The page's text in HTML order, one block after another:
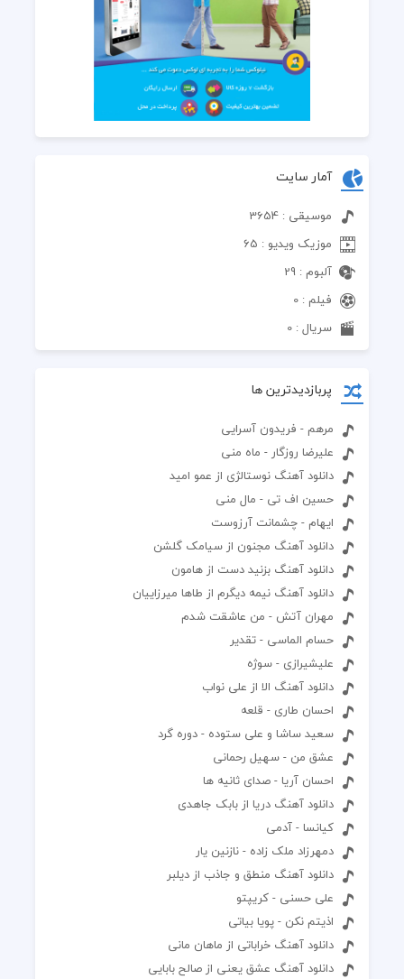
آمار سایت
موسیقی : 3654
موزیک ویدیو : 65
آلبوم : 29
فیلم : 0
سریال : 0
پربازدیدترین ها
مرهم - فریدون آسرایی
علیرضا روزگار - ماه منی
دانلود آهنگ نوستالژی از عمو امید
حسین اف تی - مال منی
ایهام - چشمانت آرزوست
دانلود آهنگ مجنون از سیامک گلشن
دانلود آهنگ بزنید دست از هامون
دانلود آهنگ نیمه دیگرم از طاها میرزاییان
مهران آتش - من عاشقت شدم
حسام الماسی - تقدیر
علیشیرازی - سوژه
دانلود آهنگ الا از علی نواب
احسان طاری - قلعه
سعید ساشا و علی ستوده - دوره گرد
عشق من - سهیل رحمانی
احسان آریا - صدای ثانیه ها
دانلود آهنگ دریا از بابک جاهدی
کیانسا - آدمی
دمهرزاد ملک زاده - نازنین یار
دانلود آهنگ منطق و جاذب از دیلبر
علی حسنی - کریپتو
اذیتم نکن - پویا بیاتی
دانلود آهنگ خراباتی از ماهان مانی
دانلود آهنگ عشق یعنی از صالح بابایی